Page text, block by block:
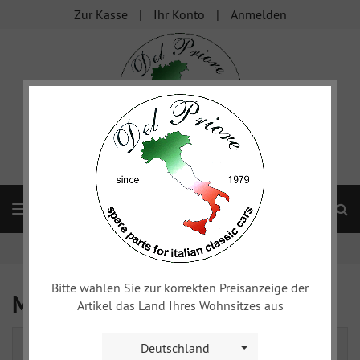
Zur Kasse Ihr Konto Anmelden
Melden Sie sich an
Ich bin bereits Kunde
Bitte wählen Sie zur korrekten Preisanzeige der
Artikel das Land Ihres Wohnsitzes aus
Deutschland